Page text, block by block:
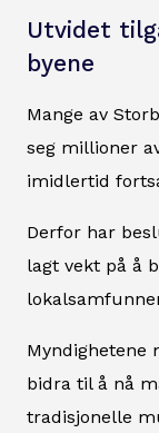
Utvidet
byene
Mange av
seg millioner
imidlertid
Derfor har
lagt vekt på å
Myndighetene
bidra til å nå
tradisjonelle